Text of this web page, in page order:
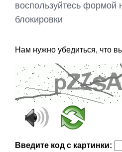
воспользуйтесь формой
блокировки
Нам нужно убедиться, что
Введите код с картинки: